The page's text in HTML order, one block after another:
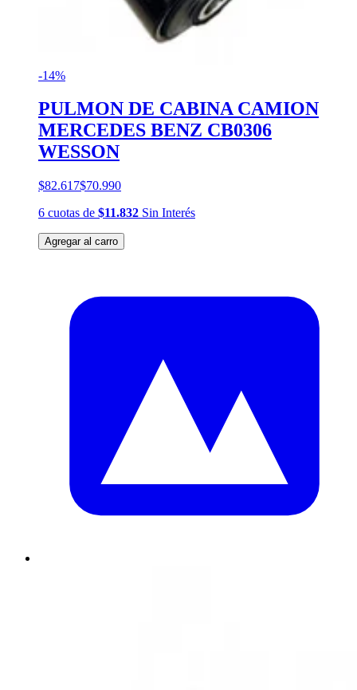
-14%
PULMON DE CABINA CAMION
MERCEDES BENZ CB0306
WESSON
$82.617$70.990
6 cuotas de $11.832 Sin Interés
Agregar al carro